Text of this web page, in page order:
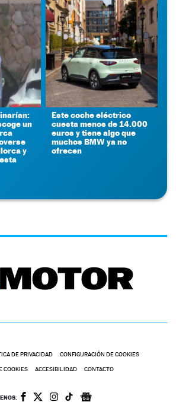
un
y
Este coche eléctrico
cuesta menos de 14.000
euros y tiene algo que
muchos BMW ya no
ofrecen
DE PRIVACIDAD CONFIGURACIÓN DE COOKIES
COOKIES ACCESIBILIDAD CONTACTO